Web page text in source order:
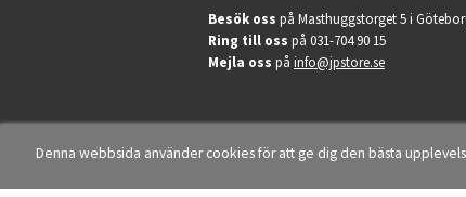
Denna webbsida använder cookies för att ge dig den bästa
Besök oss på Masthuggstorget 5 i
Ring till oss på 031-704 90 15
Mejla oss på info@jpstore.se